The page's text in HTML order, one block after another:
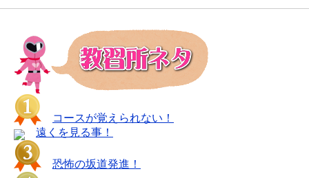
コースが覚えられない！
遠くを見る事！
恐怖の坂道発進！